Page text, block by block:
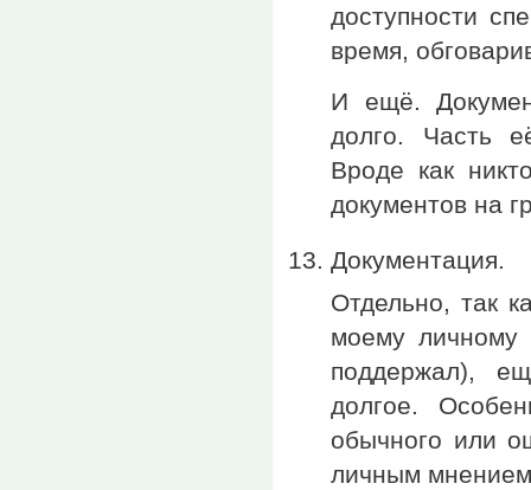
доступности
время,
И ещё.
долго. Часть
Вроде как
документов на
Документация.
Отдельно, так
моему личному
поддержал),
долгое.
обычного или
личным